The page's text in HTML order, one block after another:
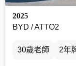
2025
BYD / ATTO2
30歲老師 2年